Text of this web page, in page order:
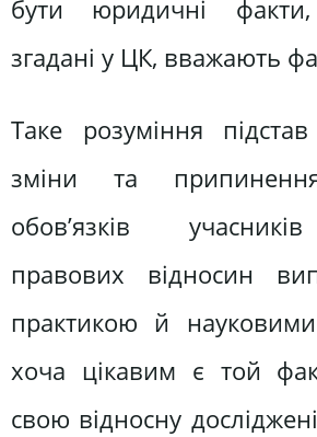
бути юридичні
згадані у ЦК, вважають
Таке розуміння
зміни та
обов’язків
правових відносин
практикою й
хоча цікавим є той
свою відносну